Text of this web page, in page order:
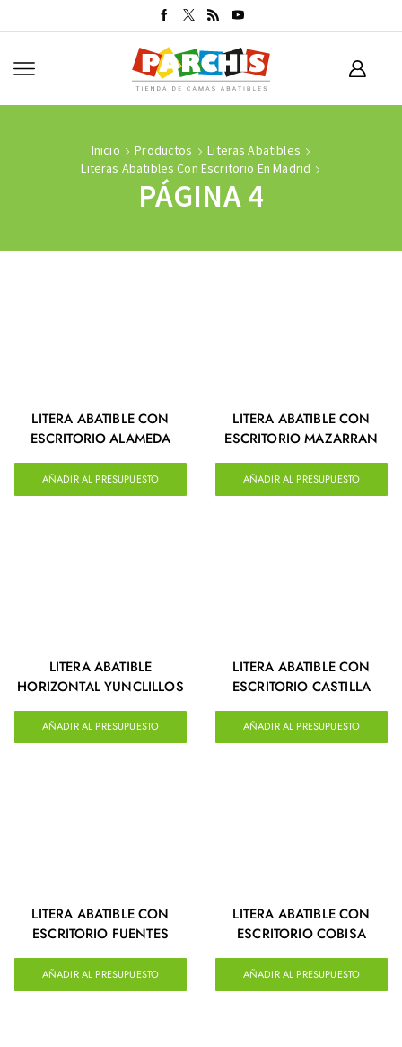
Inicio Productos
Literas Abatibles
Literas Abatibles Con Escritorio En Madrid
PÁGINA 4
LITERA ABATIBLE CON
ESCRITORIO ALAMEDA
AÑADIR AL PRESUPUESTO
LITERA ABATIBLE CON
ESCRITORIO MAZARRAN
AÑADIR AL PRESUPUESTO
LITERA ABATIBLE
HORIZONTAL YUNCLILLOS
AÑADIR AL PRESUPUESTO
LITERA ABATIBLE CON
ESCRITORIO CASTILLA
AÑADIR AL PRESUPUESTO
LITERA ABATIBLE CON
ESCRITORIO FUENTES
AÑADIR AL PRESUPUESTO
LITERA ABATIBLE CON
ESCRITORIO COBISA
AÑADIR AL PRESUPUESTO